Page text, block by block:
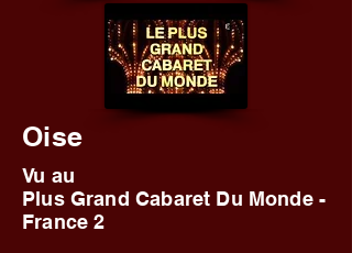
Oise
Vu au
Plus Grand Cabaret Du Monde -
France 2